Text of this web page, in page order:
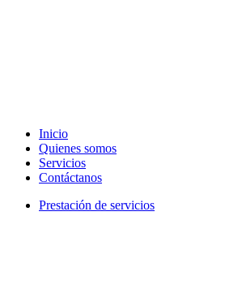
Inicio
Quienes somos
Servicios
Contáctanos
Prestación de servicios